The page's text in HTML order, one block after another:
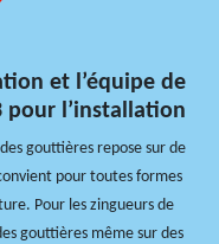
et l’équipe de
pour l’installation
gouttières repose sur de
pour toutes formes
Pour les zingueurs de
gouttières même sur des